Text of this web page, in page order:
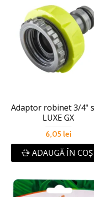
Adaptor robinet 3/4"
LUXE GX
6,05 lei
ADAUGĂ ÎN COŞ